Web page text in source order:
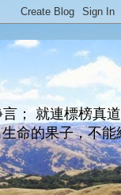
； 就連標榜真
命的果子，不能